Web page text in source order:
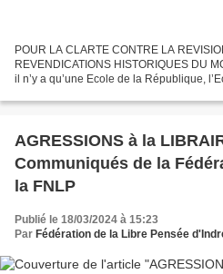
POUR LA CLARTE CONTRE LA
REVENDICATIONS HISTORIQUES DU
il n’y a qu’une Ecole de la République,
AGRESSIONS à la
Communiqués de la
la FNLP
Publié le 18/03/2024 à 15:23
Par Fédération de la Libre Pensée